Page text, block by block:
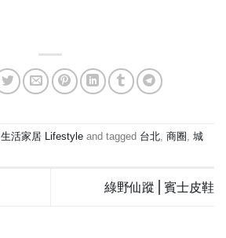
生活家居 Lifestyle and tagged 台北, 商圈 , 城
綠野仙蹤⎪賓士皮鞋